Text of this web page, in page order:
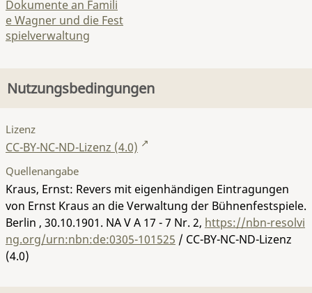
Dokumente an Famili
e Wagner und die Fest
spielverwaltung
Nutzungsbedingungen
Lizenz
CC-BY-NC-ND-Lizenz (4.0)
Quellenangabe
Kraus, Ernst: Revers mit eigenhändigen Eintragungen
von Ernst Kraus an die Verwaltung der Bühnenfestspiele.
Berlin , 30.10.1901. NA V A 17 - 7 Nr. 2, https://nbn-resolvi
ng.org/urn:nbn:de:0305-101525 / CC-BY-NC-ND-Lizenz
(4.0)